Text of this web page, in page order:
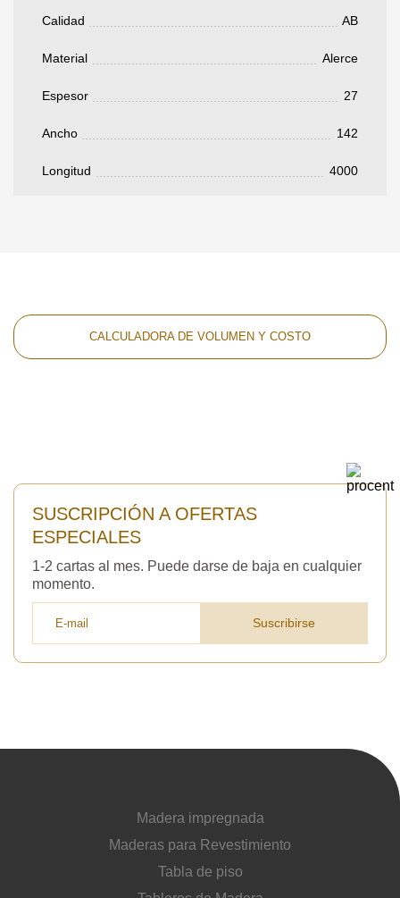
Calidad AB
Material Alerce
Espesor 27
Ancho 142
Longitud 4000
CALCULADORA DE VOLUMEN Y COSTO
SUSCRIPCIÓN A OFERTAS
ESPECIALES
1-2 cartas al mes. Puede darse de baja en cualquier
momento.
Suscribirse
Madera impregnada
Maderas para Revestimiento
Tabla de piso